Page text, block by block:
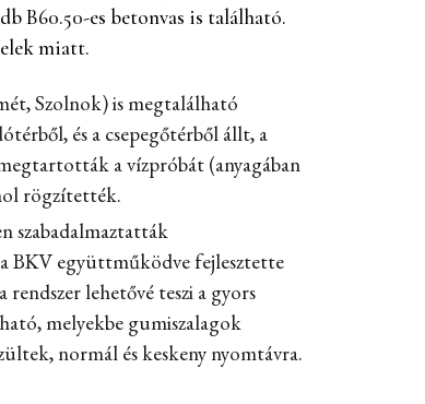
B60.50-es betonvas is található.
miatt.
Szolnok) is megtalálható
és a csepegőtérből állt, a
a vízpróbát (anyagában
rögzítették.
szabadalmaztatták
a BKV együttműködve fejlesztette
lehetővé teszi a gyors
melyekbe gumiszalagok
normál és keskeny nyomtávra.